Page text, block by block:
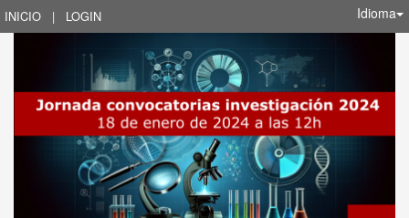
INICIO | LOGIN Idioma